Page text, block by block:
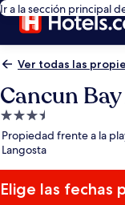
Ir a la sección principal
Ver todas las
Cancun
Propiedad
de
3.5
estrellas
Propiedad frente a la
Langosta
Elige las fechas